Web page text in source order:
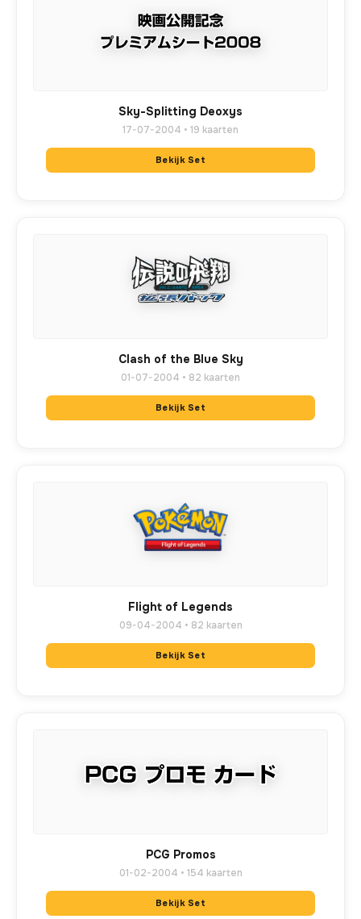
Sky-Splitting Deoxys
17-07-2004 • 19 kaarten
Bekijk Set
Clash of the Blue Sky
01-07-2004 • 82 kaarten
Bekijk Set
Flight of Legends
09-04-2004 • 82 kaarten
Bekijk Set
PCG Promos
01-02-2004 • 154 kaarten
Bekijk Set